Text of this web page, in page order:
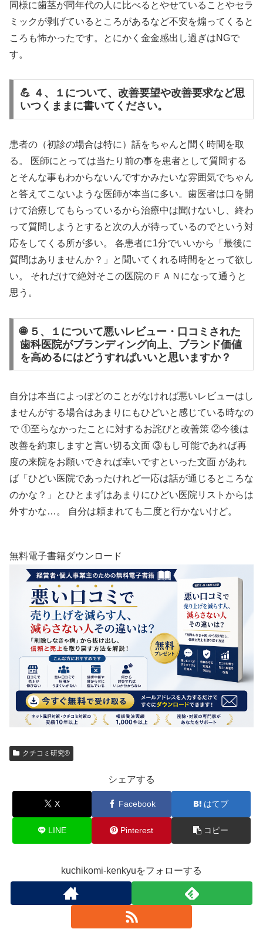
同様に歯茎が同年代の人に比べるとやせていることやセラ
ミックが剥げているところがあるなど不安を煽ってくると
ころも怖かったです。とにかく金金感出し過ぎはNGで
す。
💪 ４、１について、改善要望や改善要求など思
いつくままに書いてください。
患者の（初診の場合は特に）話をちゃんと聞く時間を取
る。 医師にとっては当たり前の事を患者として質問する
とそんな事もわからないんですかみたいな雰囲気でちゃん
と答えてこないような医師が本当に多い。歯医者は口を開
けて治療してもらっているから治療中は聞けないし、終わ
って質問しようとすると次の人が待っているのでという対
応をしてくる所が多い。 各患者に1分でいいから「最後に
質問はありませんか？」と聞いてくれる時間をとって欲し
い。 それだけで絶対そこの医院のＦＡＮになって通うと
思う。
🌐 ５、１について悪いレビュー・口コミされた
歯科医院がブランディング向上、ブランド価値
を高めるにはどうすればいいと思いますか？
自分は本当によっぽどのことがなければ悪いレビューはし
ませんがする場合はあまりにもひどいと感じている時なの
で ①至らなかったことに対するお詫びと改善策 ②今後は
改善を約束しますと言い切る文面 ③もし可能であれば再
度の来院をお願いできれば幸いですといった文面 があれ
ば「ひどい医院であったけれど一応は話が通じるところな
のかな？」とひとまずはあまりにひどい医院リストからは
外すかな…。 自分は頼まれても二度と行かないけど。
無料電子書籍ダウンロード
クチコミ研究®
シェアする
X Facebook はてブ
LINE Pinterest コピー
kuchikomi-kenkyuをフォローする